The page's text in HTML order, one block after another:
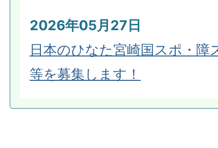
2026年05月27日
日本のひなた宮崎国スポ・障
等を募集します！